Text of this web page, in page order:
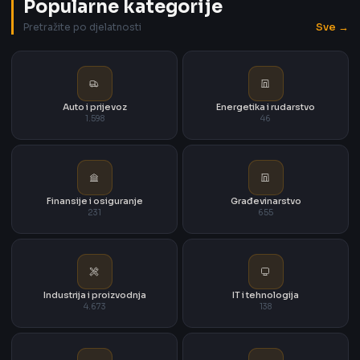
Popularne kategorije
Pretražite po djelatnosti Sve →
Auto i prijevoz
1.598
Energetika i rudarstvo
46
Finansije i osiguranje
231
Građevinarstvo
655
Industrija i proizvodnja
4.673
IT i tehnologija
138